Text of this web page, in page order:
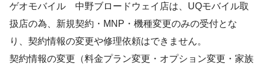
ゲオモバイル 中野ブロードウェイ店は、UQモバイル取
扱店の為、新規契約・MNP・機種変更のみの受付とな
り、契約情報の変更や修理依頼はできません。
契約情報の変更（料金プラン変更・オプション変更・家族